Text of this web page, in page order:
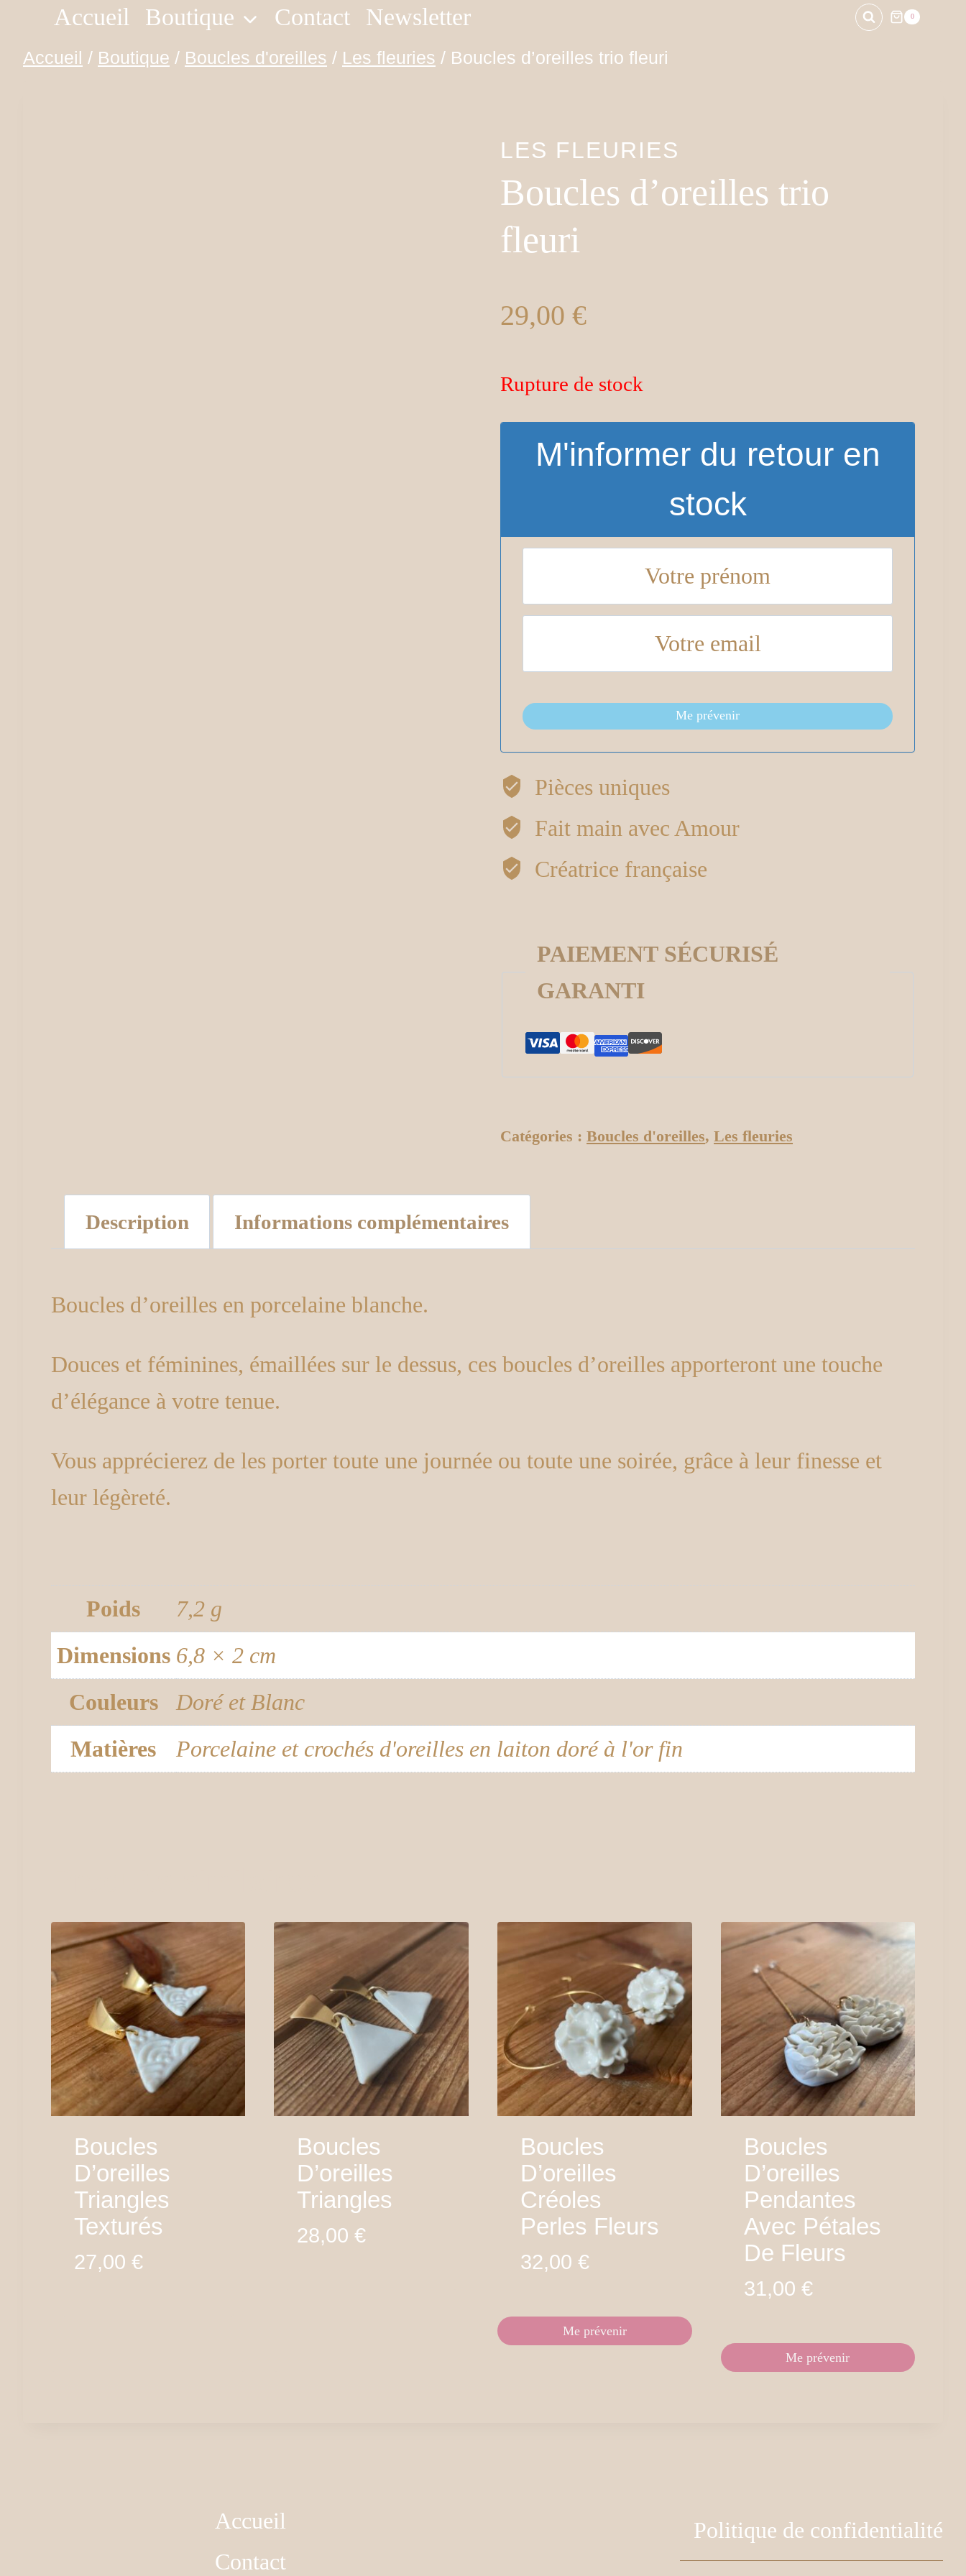
Accueil Boutique Contact Newsletter 0
Accueil / Boutique / Boucles d'oreilles / Les fleuries / Boucles d’oreilles trio fleuri
LES FLEURIES
Boucles d’oreilles trio
fleuri
29,00€
Rupture de stock
M'informer du retour en
stock
Me prévenir
Pièces uniques
Fait main avec Amour
Créatrice française
PAIEMENT SÉCURISÉ
GARANTI
Catégories :Boucles d'oreilles,Les fleuries
Description Informations complémentaires
Boucles d’oreilles en porcelaine blanche.
Douces et féminines, émaillées sur le dessus, ces boucles d’oreilles apporteront une touche
d’élégance à votre tenue.
Vous apprécierez de les porter toute une journée ou toute une soirée, grâce à leur finesse et
leur légèreté.
Poids
7,2 g
Dimensions 6,8 × 2 cm
Couleurs
Doré et Blanc
Matières
Porcelaine et crochés d'oreilles en laiton doré à l'or fin
Boucles
D’oreilles
Triangles
Texturés
27,00 €
Boucles
D’oreilles
Triangles
28,00€
Boucles
D’oreilles
Créoles
Perles Fleurs
32,00 €
Me prévenir
Boucles
D’oreilles
Pendantes
Avec Pétales
De Fleurs
31,00 €
Me prévenir
Accueil
Contact
Politique de confidentialité